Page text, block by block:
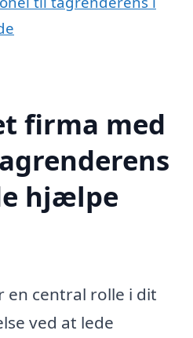
firma med
hjælpe
en central rolle i dit
ved at lede